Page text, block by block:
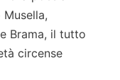
Brama, il tutto
circense